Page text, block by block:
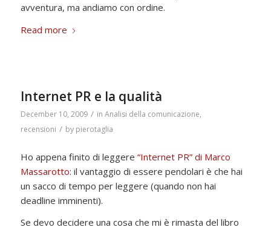
avventura, ma andiamo con ordine.
Read more
Internet PR e la qualità
December 10, 2009 / in Analisi della comunicazione,
recensioni / by pierotaglia
Ho appena finito di leggere “Internet PR” di Marco
Massarotto: il vantaggio di essere pendolari è che hai
un sacco di tempo per leggere (quando non hai
deadline imminenti).
Se devo decidere una cosa che mi è rimasta del libro